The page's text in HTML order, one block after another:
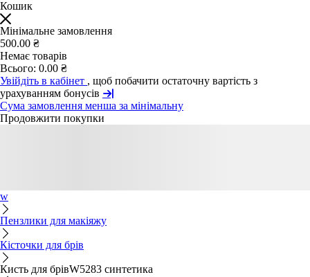
Кошик
Мінімальне замовлення
500.00 ₴
Немає товарів
Всього: 0.00 ₴
Увійдіть в кабінет , щоб побачити остаточну вартість з
урахуванням бонусів
Сума замовлення менша за мінімальну
Продовжити покупки
w
Пензлики для макіяжу
Кісточки для брів
Кисть для брівW5283 синтетика